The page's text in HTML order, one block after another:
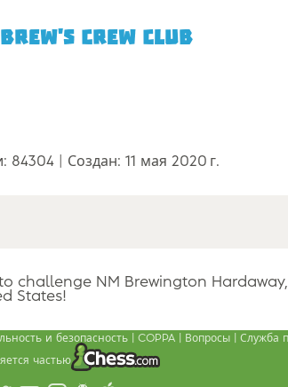
Crew Club
84304 Создан: 11 мая 2020 г.
challenge NM Brewington
States!
и безопасность COPPA Вопросы Служба
частью